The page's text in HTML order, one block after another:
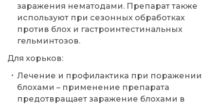
заражения нематодами. Препарат также
используют при сезонных обработках
против блох и гастроинтестинальных
гельминтозов.
Для хорьков:
Лечение и профилактика при поражении
блохами – применение препарата
предотвращает заражение блохами в